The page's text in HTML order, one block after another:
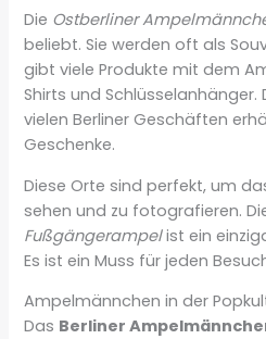
Die Ostberliner
beliebt. Sie werden oft als
gibt viele Produkte mit dem
Shirts und Schlüsselanhänger.
vielen Berliner Geschäften
Geschenke.
Diese Orte sind perfekt, um
sehen und zu fotografieren.
Fußgängerampelist ein
Es ist ein Muss für jeden
Ampelmännchen in der
Das Berliner